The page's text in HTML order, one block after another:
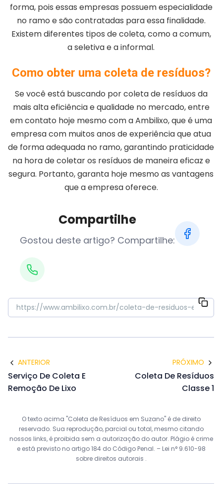
forma, pois essas empresas possuem especialidade
no ramo e são contratadas para essa finalidade.
Existem diferentes tipos de coleta, como a comum,
a seletiva e a informal.
Como obter uma coleta de resíduos?
Se você está buscando por coleta de resíduos da
mais alta eficiência e qualidade no mercado, entre
em contato hoje mesmo com a Ambilixo, que é uma
empresa com muitos anos de experiência que atua
de forma adequada no ramo, garantindo praticidade
na hora de coletar os resíduos de maneira eficaz e
segura. Portanto, garanta hoje mesmo as vantagens
que a empresa oferece.
Compartilhe
Gostou deste artigo? Compartilhe:
ANTERIOR
Serviço De Coleta E
Remoção De Lixo
PRÓXIMO
Coleta De Resíduos
Classe 1
O texto acima "Coleta de Resíduos em Suzano" é de direito
reservado. Sua reprodução, parcial ou total, mesmo citando
nossos links, é proibida sem a autorização do autor. Plágio é crime
e está previsto no artigo 184 do Código Penal. – Lei n° 9.610-98
sobre direitos autorais .